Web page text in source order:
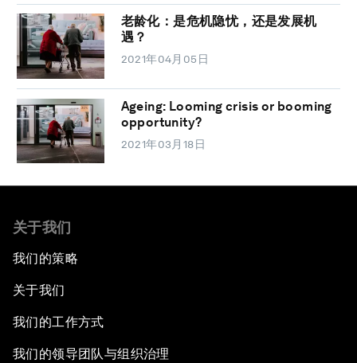
老龄化：是危机隐忧，还是发展机
遇？
2021年04月05日
Ageing: Looming crisis or booming
opportunity?
2021年03月18日
关于我们
我们的策略
关于我们
我们的工作方式
我们的领导团队与组织治理